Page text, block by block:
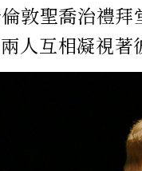
敦聖喬治禮
人互相凝視著